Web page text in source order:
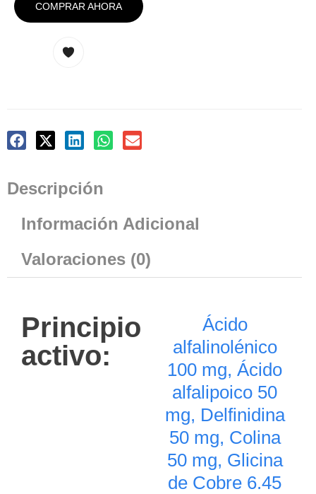
COMPRAR AHORA
Descripción
Información Adicional
Valoraciones (0)
Principio
activo:
Ácido
alfalinolénico
100 mg, Ácido
alfalipoico 50
mg, Delfinidina
50 mg, Colina
50 mg, Glicina
de Cobre 6.45